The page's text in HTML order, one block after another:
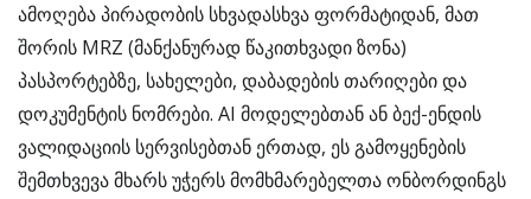
ამოღება პირადობის სხვადასხვა ფორმატიდან, მათ
შორის MRZ (მანქანურად წაკითხვადი ზონა)
პასპორტებზე, სახელები, დაბადების თარიღები და
დოკუმენტის ნომრები. AI მოდელებთან ან ბექ-ენდის
ვალიდაციის სერვისებთან ერთად, ეს გამოყენების
შემთხვევა მხარს უჭერს მომხმარებელთა ონბორდინგს